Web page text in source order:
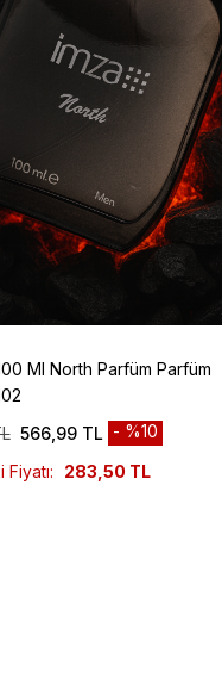
Ml North Parfüm Parfüm
566,99 TL
%10
283,50 TL